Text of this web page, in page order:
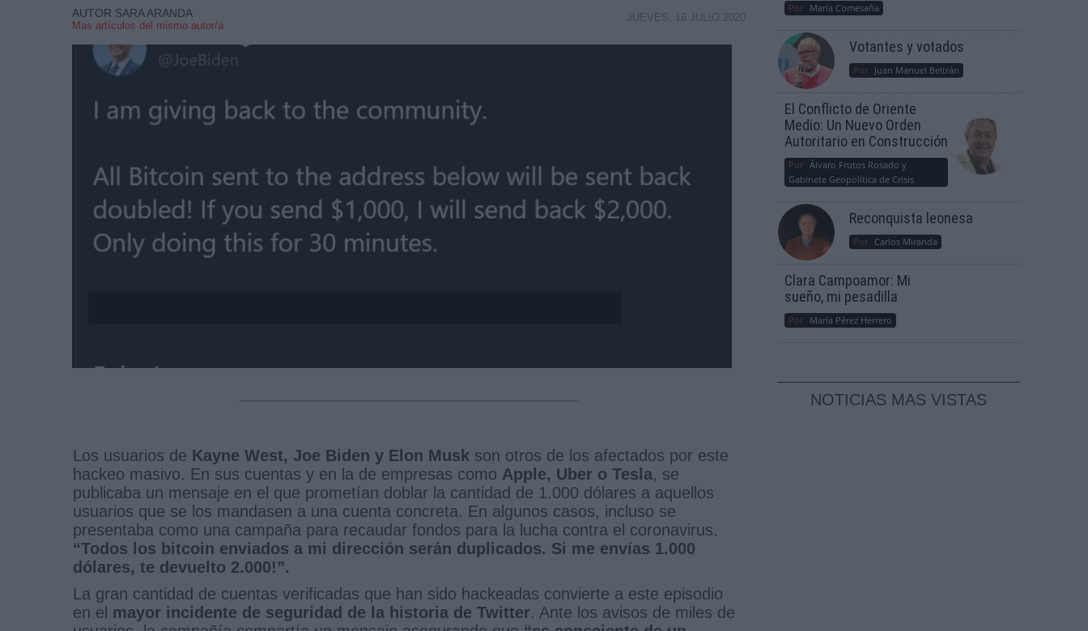
AUTOR SARA ARANDA
Mas artículos del mismo autor/a
JUEVES, 16 JULIO 2020
Los usuarios de Kayne West, Joe Biden y Elon Musk son otros de los afectados por este
hackeo masivo. En sus cuentas y en la de empresas como Apple, Uber o Tesla, se
publicaba un mensaje en el que prometían doblar la cantidad de 1.000 dólares a aquellos
usuarios que se los mandasen a una cuenta concreta. En algunos casos, incluso se
presentaba como una campaña para recaudar fondos para la lucha contra el coronavirus.
“Todos los bitcoin enviados a mi dirección serán duplicados. Si me envías 1.000
dólares, te devuelto 2.000!”.
La gran cantidad de cuentas verificadas que han sido hackeadas convierte a este episodio
en el mayor incidente de seguridad de la historia de Twitter. Ante los avisos de miles de
Por María Comesaña
Votantes y votados
Por Juan Manuel Beltrán
El Conflicto de Oriente
Medio: Un Nuevo Orden
Autoritario en Construcción
Por Álvaro Frutos Rosado y
Gabinete Geopolítica de Crisis
Reconquista leonesa
Por Carlos Miranda
Clara Campoamor: Mi
sueño, mi pesadilla
Por María Pérez Herrero
NOTICIAS MAS VISTAS